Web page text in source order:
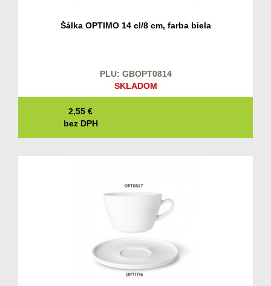
Šálka OPTIMO 14 cl/8 cm, farba biela
PLU: GBOPT0814
SKLADOM
2,55 €
bez DPH